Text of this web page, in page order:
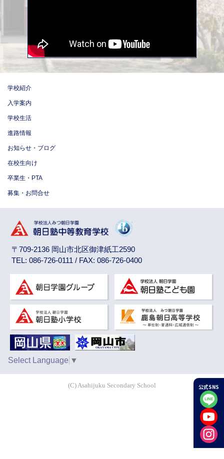
学校紹介
入学案内
学校生活
進路情報
お知らせ・ブログ
在校生向け
卒業生・PTA
募集・お問合せ
〒709-2136 岡山市北区御津紙工2590
TEL: 086-726-0111 / FAX: 086-726-0400
Select Language ▼
(C) Asahijuku Secondary School 公式SNS